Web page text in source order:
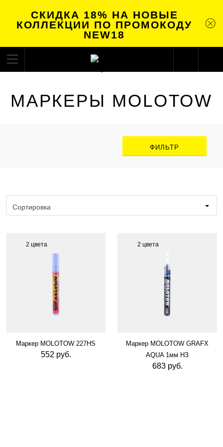
СКИДКА 18% НА НОВЫЕ
КОЛЛЕКЦИИ ПО ПРОМОКОДУ
NEW18
МАРКЕРЫ MOLOTOW
ФИЛЬТР
Сортировка
2 цвета
Маркер MOLOTOW 227HS
552 руб.
2 цвета
Маркер MOLOTOW GRAFX
AQUA 1мм НЗ
683 руб.